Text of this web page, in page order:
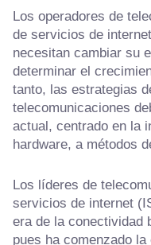
Los operadores de
de servicios de
necesitan cambiar su
determinar el
tanto, las estrategias
telecomunicaciones
actual, centrado en la
hardware, a métodos
Los líderes de
servicios de internet
era de la conectividad
pues ha comenzado